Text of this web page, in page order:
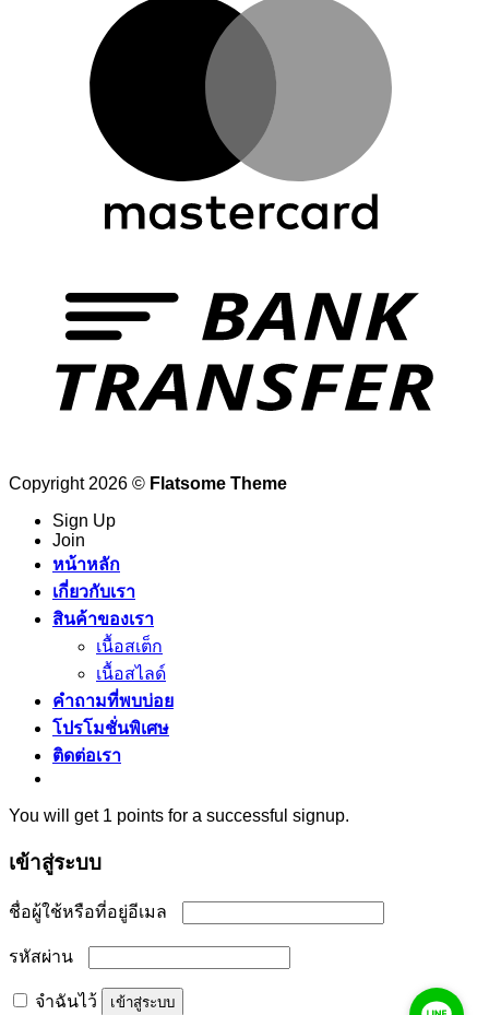
Copyright 2026 © Flatsome Theme
Sign Up
Join
หน้าหลัก
เกี่ยวกับเรา
สินค้าของเรา
เนื้อสเต็ก
เนื้อสไลด์
คำถามที่พบบ่อย
โปรโมชั่นพิเศษ
ติดต่อเรา
You will get 1 points for a successful signup.
เข้าสู่ระบบ
ชื่อผู้ใช้หรือที่อยู่อีเมล
รหัสผ่าน
จำฉันไว้ เข้าสู่ระบบ